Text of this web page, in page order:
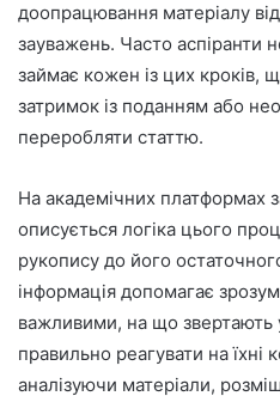
доопрацювання матеріалу
зауважень. Часто аспіранти
займає кожен із цих кроків,
затримок із поданням або
переробляти статтю.
На академічних платформах
описується логіка цього
рукопису до його
інформація допомагає
важливими, на що звертають
правильно реагувати на їхні
аналізуючи матеріали,